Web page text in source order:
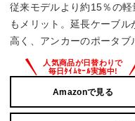
従来モデルより約15％の
もメリット。延長ケーブ
高く、アンカーのポータブ
Amazonで見る